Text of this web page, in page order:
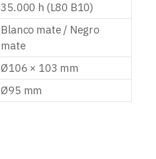
35.000 h (L80 B10)
Blanco mate / Negro
mate
Ø106 × 103 mm
Ø95 mm